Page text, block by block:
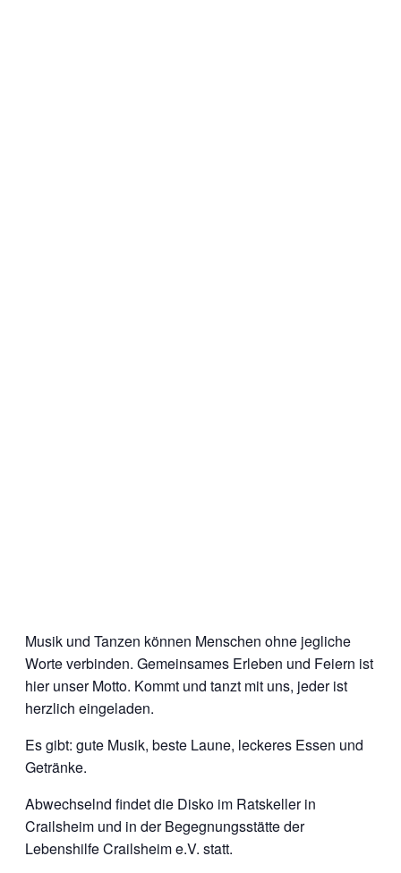
Musik und Tanzen können Menschen ohne jegliche
Worte verbinden. Gemeinsames Erleben und Feiern ist
hier unser Motto. Kommt und tanzt mit uns, jeder ist
herzlich eingeladen.
Es gibt: gute Musik, beste Laune, leckeres Essen und
Getränke.
Abwechselnd findet die Disko im Ratskeller in
Crailsheim und in der Begegnungsstätte der
Lebenshilfe Crailsheim e.V. statt.